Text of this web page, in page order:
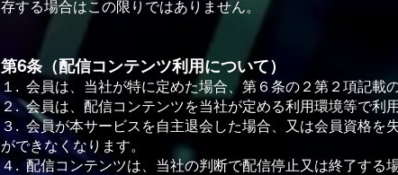
存する場合はこの限りではありません。
第6条（配信コンテンツ利⽤について）
１. 会員は、当社が特に定めた場合、第６条の２第２項記載
２. 会員は、配信コンテンツを当社が定める利⽤環境等で利
３. 会員が本サービスを⾃主退会した場合、⼜は会員資格を
ができなくなります。
４. 配信コンテンツは、当社の判断で配信停⽌⼜は終了する